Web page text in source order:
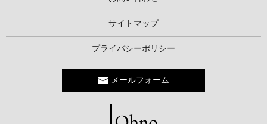
サイトマップ
プライバシーポリシー
メールフォーム